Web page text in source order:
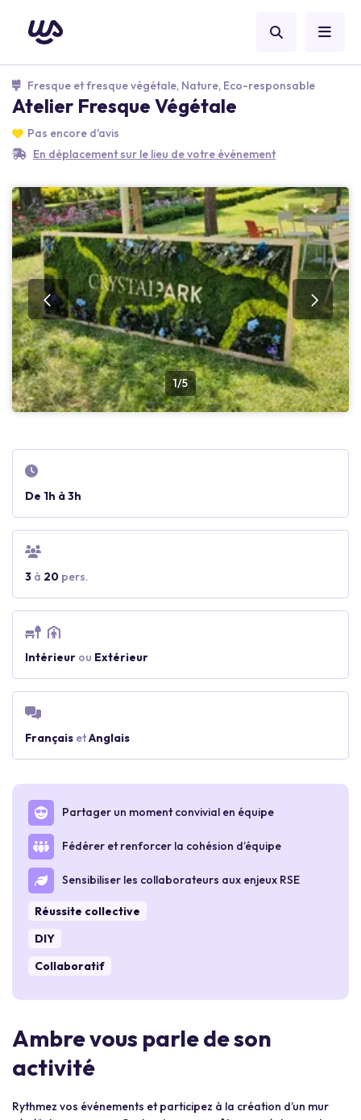
Fresque et fresque végétale, Nature, Eco-responsable
Atelier Fresque Végétale
Pas encore d'avis
En déplacement sur le lieu de votre événement
1/5
De 1h à 3h
3 à 20 pers.
Intérieur ou Extérieur
Français etAnglais
Partager un moment convivial en équipe
Fédérer et renforcer la cohésion d’équipe
Sensibiliser les collaborateurs aux enjeux RSE
Réussite collective
DIY
Collaboratif
Ambre vous parle de son
activité
Rythmez vos événements et participez à la création d’un mur